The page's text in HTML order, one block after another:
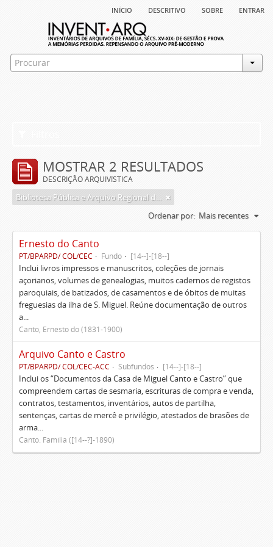
início descritivo sobre entrar
MOSTRAR 2 RESULTADOS
DESCRIÇÃO ARQUIVÍSTICA
Biblioteca Pública e Arquivo Regional de Ponta Delgada
Ordenar por: Mais recentes
Ernesto do Canto
PT/BPARPD/ COL/CEC Fundo [14--]-[18--]
Inclui livros impressos e manuscritos, coleções de jornais
açorianos, volumes de genealogias, muitos cadernos de registos
paroquiais, de batizados, de casamentos e de óbitos de muitas
freguesias da ilha de S. Miguel. Reúne documentação de outros
a...
Canto, Ernesto do (1831-1900)
Arquivo Canto e Castro
PT/BPARPD/ COL/CEC-ACC Subfundos [14--]-[18--]
Inclui os “Documentos da Casa de Miguel Canto e Castro” que
compreendem cartas de sesmaria, escrituras de compra e venda,
contratos, testamentos, inventários, autos de partilha,
sentenças, cartas de mercê e privilégio, atestados de brasões de
arma...
Canto. Família ([14--?]-1890)